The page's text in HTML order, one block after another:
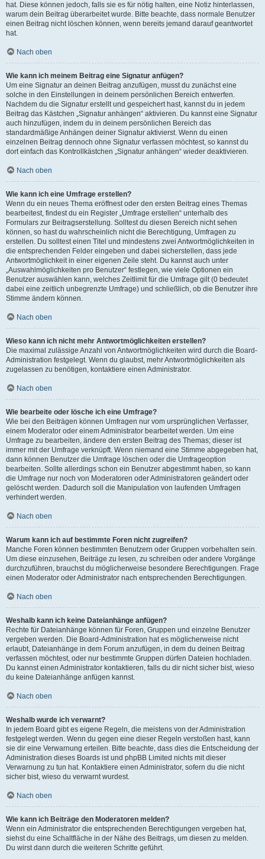
hat. Diese können jedoch, falls sie es für nötig halten, eine Notiz hinterlassen,
warum dein Beitrag überarbeitet wurde. Bitte beachte, dass normale Benutzer
einen Beitrag nicht löschen können, wenn bereits jemand darauf geantwortet
hat.
Nach oben
Wie kann ich meinem Beitrag eine Signatur anfügen?
Um eine Signatur an deinen Beitrag anzufügen, musst du zunächst eine
solche in den Einstellungen in deinem persönlichen Bereich entwerfen.
Nachdem du die Signatur erstellt und gespeichert hast, kannst du in jedem
Beitrag das Kästchen „Signatur anhängen“ aktivieren. Du kannst eine Signatur
auch hinzufügen, indem du in deinem persönlichen Bereich das
standardmäßige Anhängen deiner Signatur aktivierst. Wenn du einen
einzelnen Beitrag dennoch ohne Signatur verfassen möchtest, so kannst du
dort einfach das Kontrollkästchen „Signatur anhängen“ wieder deaktivieren.
Nach oben
Wie kann ich eine Umfrage erstellen?
Wenn du ein neues Thema eröffnest oder den ersten Beitrag eines Themas
bearbeitest, findest du ein Register „Umfrage erstellen“ unterhalb des
Formulars zur Beitragserstellung. Solltest du diesen Bereich nicht sehen
können, so hast du wahrscheinlich nicht die Berechtigung, Umfragen zu
erstellen. Du solltest einen Titel und mindestens zwei Antwortmöglichkeiten in
die entsprechenden Felder eingeben und dabei sicherstellen, dass jede
Antwortmöglichkeit in einer eigenen Zeile steht. Du kannst auch unter
„Auswahlmöglichkeiten pro Benutzer“ festlegen, wie viele Optionen ein
Benutzer auswählen kann, welches Zeitlimit für die Umfrage gilt (0 bedeutet
dabei eine zeitlich unbegrenzte Umfrage) und schließlich, ob die Benutzer ihre
Stimme ändern können.
Nach oben
Wieso kann ich nicht mehr Antwortmöglichkeiten erstellen?
Die maximal zulässige Anzahl von Antwortmöglichkeiten wird durch die Board-
Administration festgelegt. Wenn du glaubst, mehr Antwortmöglichkeiten als
zugelassen zu benötigen, kontaktiere einen Administrator.
Nach oben
Wie bearbeite oder lösche ich eine Umfrage?
Wie bei den Beiträgen können Umfragen nur vom ursprünglichen Verfasser,
einem Moderator oder einem Administrator bearbeitet werden. Um eine
Umfrage zu bearbeiten, ändere den ersten Beitrag des Themas; dieser ist
immer mit der Umfrage verknüpft. Wenn niemand eine Stimme abgegeben hat,
dann können Benutzer die Umfrage löschen oder die Umfrageoption
bearbeiten. Sollte allerdings schon ein Benutzer abgestimmt haben, so kann
die Umfrage nur noch von Moderatoren oder Administratoren geändert oder
gelöscht werden. Dadurch soll die Manipulation von laufenden Umfragen
verhindert werden.
Nach oben
Warum kann ich auf bestimmte Foren nicht zugreifen?
Manche Foren können bestimmten Benutzern oder Gruppen vorbehalten sein.
Um diese einzusehen, Beiträge zu lesen, zu schreiben oder andere Vorgänge
durchzuführen, brauchst du möglicherweise besondere Berechtigungen. Frage
einen Moderator oder Administrator nach entsprechenden Berechtigungen.
Nach oben
Weshalb kann ich keine Dateianhänge anfügen?
Rechte für Dateianhänge können für Foren, Gruppen und einzelne Benutzer
vergeben werden. Die Board-Administration hat es möglicherweise nicht
erlaubt, Dateianhänge in dem Forum anzufügen, in dem du deinen Beitrag
verfassen möchtest, oder nur bestimmte Gruppen dürfen Dateien hochladen.
Du kannst einen Administrator kontaktieren, falls du dir nicht sicher bist, wieso
du keine Dateianhänge anfügen kannst.
Nach oben
Weshalb wurde ich verwarnt?
In jedem Board gibt es eigene Regeln, die meistens von der Administration
festgelegt werden. Wenn du gegen eine dieser Regeln verstoßen hast, kann
sie dir eine Verwarnung erteilen. Bitte beachte, dass dies die Entscheidung der
Administration dieses Boards ist und phpBB Limited nichts mit dieser
Verwarnung zu tun hat. Kontaktiere einen Administrator, sofern du die nicht
sicher bist, wieso du verwarnt wurdest.
Nach oben
Wie kann ich Beiträge den Moderatoren melden?
Wenn ein Administrator die entsprechenden Berechtigungen vergeben hat,
siehst du eine Schaltfläche in der Nähe des Beitrags, um diesen zu melden.
Du wirst dann durch die weiteren Schritte geführt.